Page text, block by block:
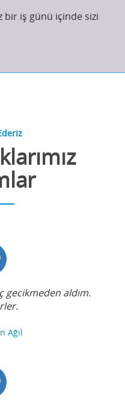
bir iş günü içinde sizi
gecikmeden aldım.
Ağıl